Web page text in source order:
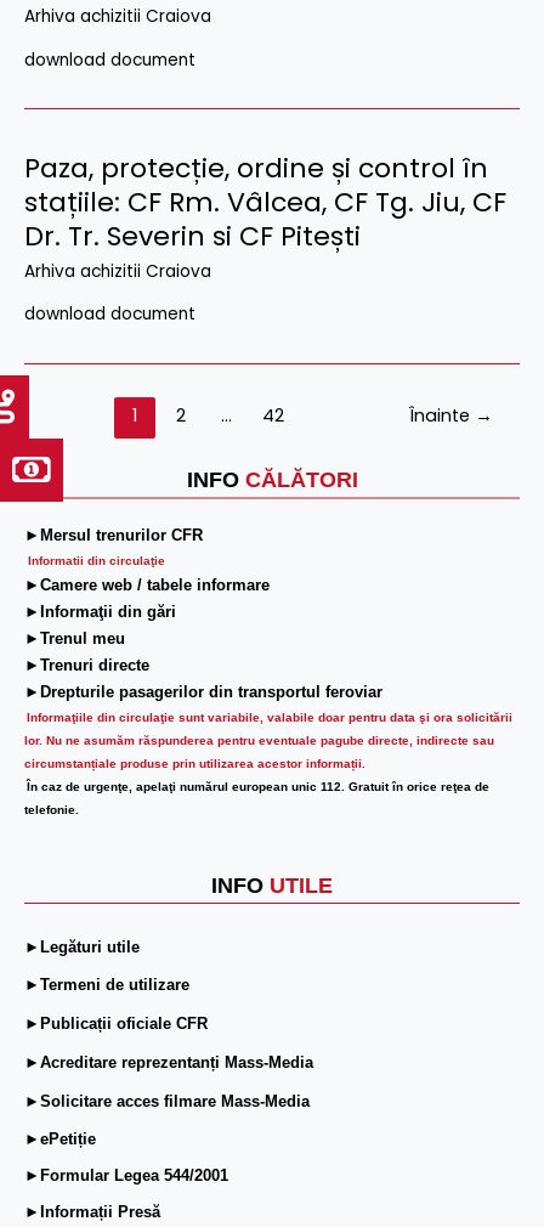
INFO CĂLĂTORI
►Mersul trenurilor CFR
Informatii din circulaţie
►Camere web / tabele informare
►Informaţii din gări
►Trenul meu
►Trenuri directe
►Drepturile pasagerilor din transportul feroviar
Informaţiile din circulaţie sunt variabile, valabile doar pentru data şi ora solicitării
lor. Nu ne asumăm răspunderea pentru eventuale pagube directe, indirecte sau
circumstanțiale produse prin utilizarea acestor informații.
În caz de urgenţe, apelaţi numărul european unic 112. Gratuit în orice reţea de
telefonie.
INFO UTILE
►Legături utile
►Termeni de utilizare
►Publicații oficiale CFR
►Acreditare reprezentanți Mass-Media
►Solicitare acces filmare Mass-Media
►ePetiție
►Formular Legea 544/2001
►Informații Presă
Arhiva achizitii Craiova
download document
Paza, protecție, ordine și control în
stațiile: CF Rm. Vâlcea, CF Tg. Jiu, CF
Dr. Tr. Severin si CF Pitești
Arhiva achizitii Craiova
download document
1 2 … 42 Înainte →